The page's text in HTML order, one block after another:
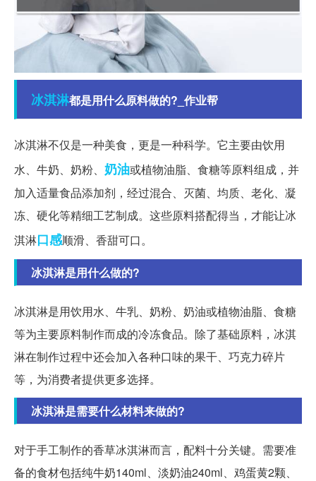
冰淇淋都是用什么原料做的?_作业帮
冰淇淋不仅是一种美食，更是一种科学。它主要由饮用
水、牛奶、奶粉、 奶油或植物油脂、食糖等原料组成，并
加入适量食品添加剂，经过混合、灭菌、均质、老化、凝
冻、硬化等精细工艺制成。这些原料搭配得当，才能让冰
淇淋口感顺滑、香甜可口。
冰淇淋是用什么做的?
冰淇淋是用饮用水、牛乳、奶粉、奶油或植物油脂、食糖
等为主要原料制作而成的冷冻食品。除了基础原料，冰淇
淋在制作过程中还会加入各种口味的果干、巧克力碎片
等，为消费者提供更多选择。
冰淇淋是需要什么材料来做的?
对于手工制作的香草冰淇淋而言，配料十分关键。需要准
备的食材包括纯牛奶140ml、淡奶油240ml、鸡蛋黄2颗、